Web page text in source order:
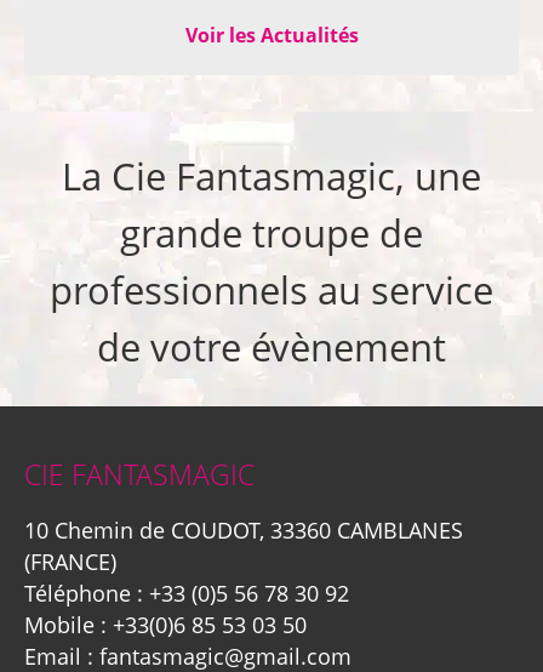
Voir les Actualités
La Cie Fantasmagic, une
grande troupe de
professionnels au service
de votre évènement
CIE FANTASMAGIC
10 Chemin de COUDOT, 33360 CAMBLANES
(FRANCE)
Téléphone : +33 (0)5 56 78 30 92
Mobile : +33(0)6 85 53 03 50
Email : fantasmagic@gmail.com